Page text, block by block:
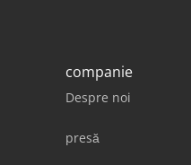
companie
Despre noi
presă